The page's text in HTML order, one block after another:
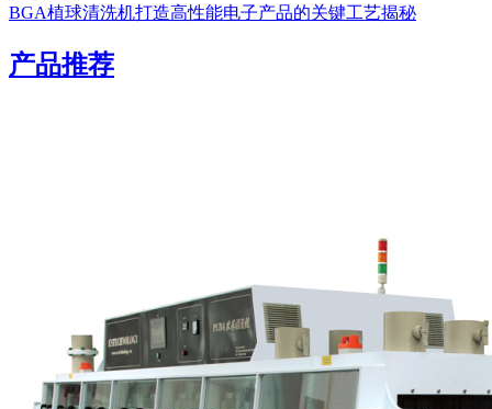
BGA植球清洗机打造高性能电子产品的关键工艺揭秘
产品推荐